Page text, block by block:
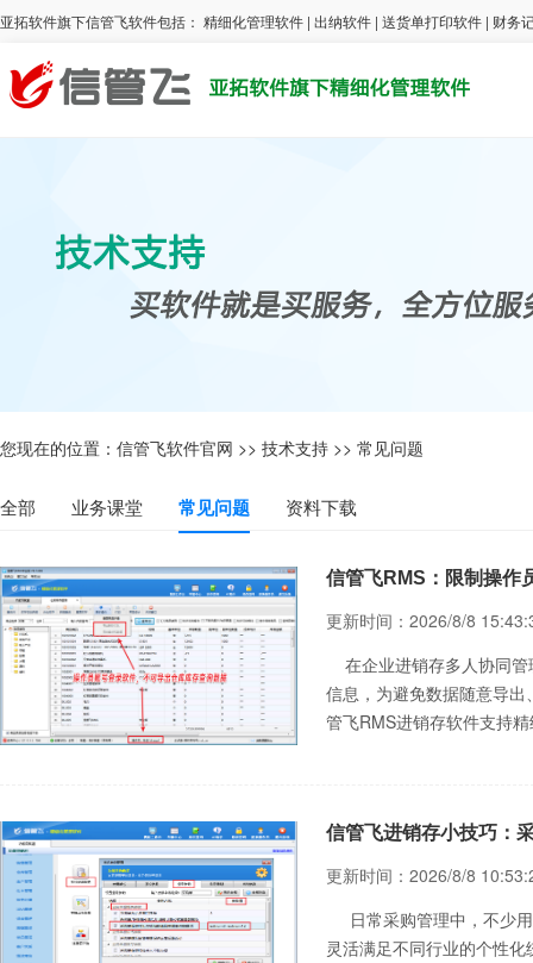
亚拓软件旗下信管飞软件包括： 精细化管理软件 | 出纳软件 | 送货单打印软件 | 财务
您现在的位置： 信管飞软件官网 >> 技术支持 >> 常见问题
全部 业务课堂 常见问题 资料下载
信管飞RMS：限制操作
更新时间：2026/8/8
在企业进销存多人协同管
信息，为避免数据随意导
管飞RMS进销存软件支持
信管飞进销存小技巧：
更新时间：2026/8/8
日常采购管理中，不少用
灵活满足不同行业的个性